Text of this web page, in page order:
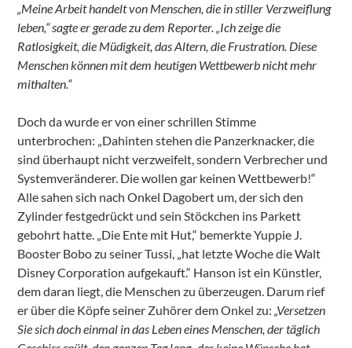
„Meine Arbeit handelt von Menschen, die in stiller Verzweiflung
leben,“ sagte er gerade zu dem Reporter. „Ich zeige die
Ratlosigkeit, die Müdigkeit, das Altern, die Frustration. Diese
Menschen können mit dem heutigen Wettbewerb nicht mehr
mithalten.“
Doch da wurde er von einer schrillen Stimme
unterbrochen: „Dahinten stehen die Panzerknacker, die
sind überhaupt nicht verzweifelt, sondern Verbrecher und
Systemveränderer. Die wollen gar keinen Wettbewerb!“
Alle sahen sich nach Onkel Dagobert um, der sich den
Zylinder festgedrückt und sein Stöckchen ins Parkett
gebohrt hatte. „Die Ente mit Hut,“ bemerkte Yuppie J.
Booster Bobo zu seiner Tussi, „hat letzte Woche die Walt
Disney Corporation aufgekauft.“ Hanson ist ein Künstler,
dem daran liegt, die Menschen zu überzeugen. Darum rief
er über die Köpfe seiner Zuhörer dem Onkel zu:„Versetzen
Sie sich doch einmal in das Leben eines Menschen, der täglich